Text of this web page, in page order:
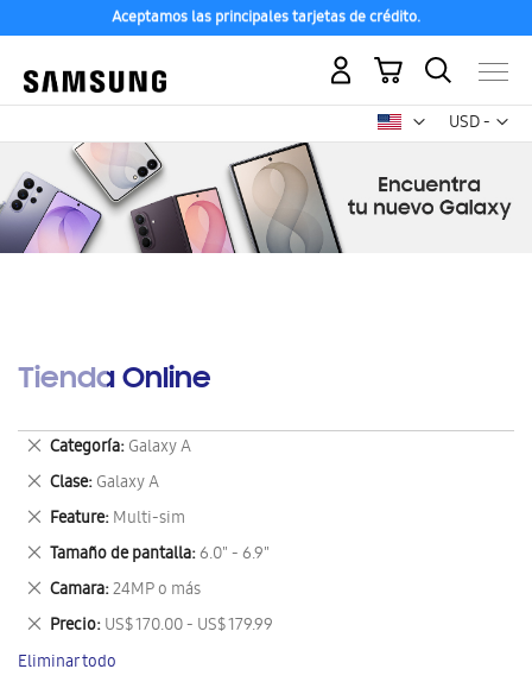
Aceptamos las principales tarjetas de crédito.
USD -
dólar
Mi carrito
Tienda Online
Categoría Galaxy A
Eliminar
este
artículo
Clase Galaxy A
Eliminar
este
artículo
Feature Multi-sim
Eliminar
este
artículo
Tamaño de pantalla 6.0" - 6.9"
Eliminar
este
artículo
Camara 24MP o más
Eliminar
este
artículo
Precio US$ 170.00 - US$ 179.99
Eliminar
este
artículo
Eliminar todo